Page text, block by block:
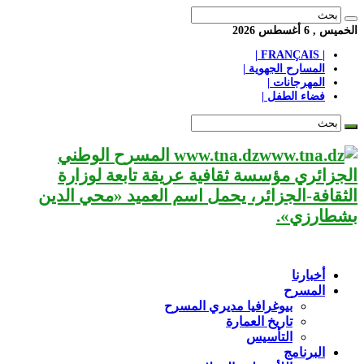
الخميس , 6 أغسطس 2026
المسارح الجهوية |
المهرجانات |
فضاء الطفل |
www.tna.dz المسرح الوطني
الجزائري مؤسسة ثقافية عريقة تابعة لوزارة
الثقافة-الجزائر، يحمل اسم العميد «محي الدين
بشطارزي».
أخبارنا
المسرح
بيوغرافيا مديري المسرح
تاريخ العمارة
التأسيس
البرنامج